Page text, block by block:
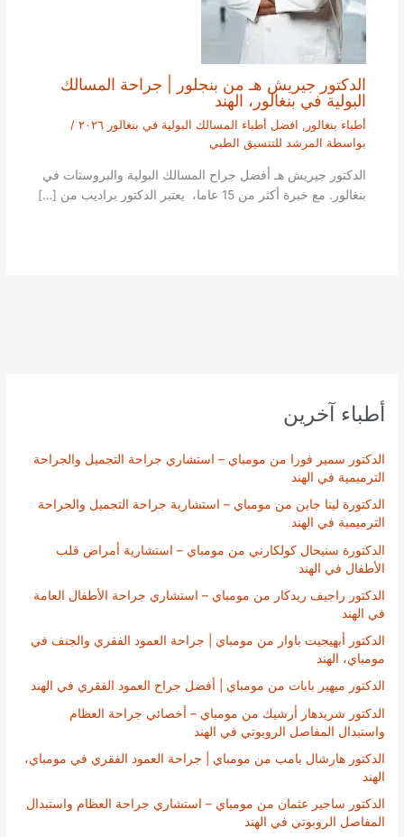
أطباء آخرين
الدكتور سمير فورا من مومباي – استشاري جراحة التجميل والجراحة
الترميمية في الهند
الدكتورة لينا جاين من مومباي – استشارية جراحة التجميل والجراحة
الترميمية في الهند
الدكتورة سنيحال كولكارني من مومباي – استشارية أمراض قلب
الأطفال في الهند
الدكتور راجيف ريدكار من مومباي – استشاري جراحة الأطفال العامة
في الهند
الدكتور أبهيجيت باوار من مومباي | جراحة العمود الفقري والجنف في
مومباي، الهند
الدكتور ميهير بابات من مومباي | أفضل جراح العمود الفقري في الهند
الدكتور شريدهار أرشيك من مومباي – أخصائي جراحة العظام
واستبدال المفاصل الروبوتي في الهند
الدكتور هارشال بامب من مومباي | جراحة العمود الفقري في مومباي،
الهند
الدكتور ساجير عثمان من مومباي – استشاري جراحة العظام واستبدال
المفاصل الروبوتي في الهند
الدكتور جيريش هـ من بنجلور | جراحة المسالك
البولية في بنغالور، الهند
أطباء بنغالور , افضل أطباء المسالك البولية في بنغالور ٢٠٢٦
/
بواسطة المرشد للتنسيق الطبي
الدكتور جيريش هـ أفضل جراح المسالك البولية والبروستات في
بنغالور. مع خبرة أكثر من 15 عاما، يعتبر الدكتور براديب من […]